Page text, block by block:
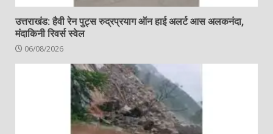
उत्तराखंड: हैवी रेन पुट्स रुद्रप्रयाग ऑन हाई अलर्ट आस अलकनंदा,
मंदाकिनी रिवर्स स्वेल
06/08/2026